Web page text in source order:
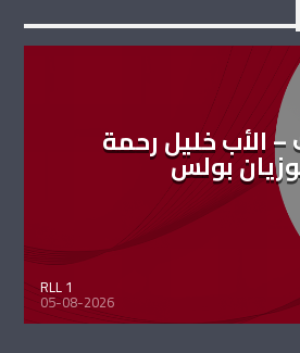
– الأب خليل رحمة
بولس
RLL 1
05-08-2026